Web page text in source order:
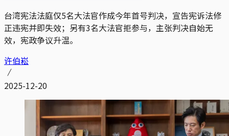
台湾宪法法庭仅5名大法官作成今年首号判决，宣告宪诉法修
正违宪并即失效；另有3名大法官拒参与，主张判决自始无
效，宪政争议升温。
许伯崧
2025-12-20